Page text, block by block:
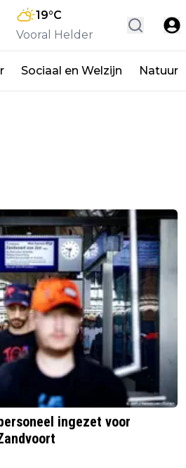
19°C
Vooral Helder
Sociaal en Welzijn Natuur
ingezet voor